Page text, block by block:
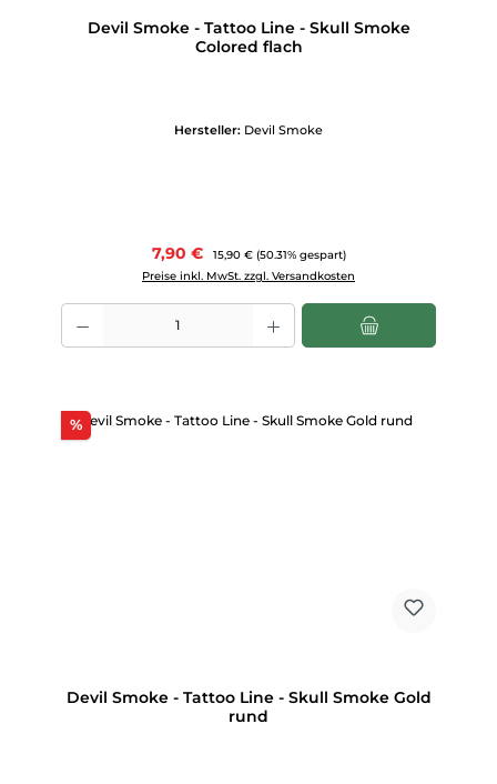
Devil Smoke - Tattoo Line - Skull Smoke
Colored flach
Hersteller: Devil Smoke
Verkaufspreis:
7,90 € Regulärer Preis:
15,90 € (50.31% gespart)
Preise inkl. MwSt. zzgl. Versandkosten
Produkt Anzahl: Gib den gewünschten Wert ein oder benutze die
%Rabatt
Devil Smoke - Tattoo Line - Skull Smoke Gold
rund